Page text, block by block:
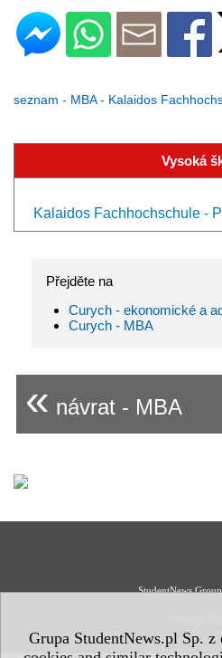
Grupa StudentNews.pl Sp. z
seznam - MBA - Kalaidos
Vysoká
Kalaidos Fachhochschule -
Přejděte na
Curych - ekonomické a
Curych - MBA
« návrat - MBA
StudentNews